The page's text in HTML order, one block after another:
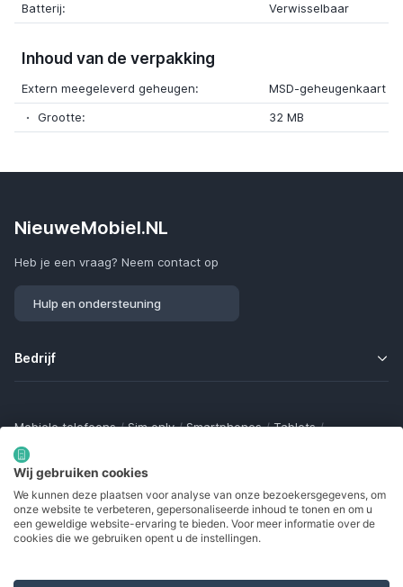
Batterij: Verwisselbaar
Inhoud van de verpakking
Extern meegeleverd geheugen:
MSD-geheugenkaart
Grootte:
32 MB
NieuweMobiel.NL
Heb je een vraag? Neem contact op
Hulp en ondersteuning
Bedrijf
Mobiele telefoons / Sim only / Smartphones / Tablets /
Smartwatches
Bluetooth trackers / Opladers
Samsung Galaxy
Gamingtelefoons / Foldables / Robuuste telefoons /
Seniorentelefoons / Waterdichte telefoons / Refurbished
Wij gebruiken cookies
We kunnen deze plaatsen voor analyse van onze bezoekersgegevens, om
onze website te verbeteren, gepersonaliseerde inhoud te tonen en om u
een geweldige website-ervaring te bieden. Voor meer informatie over de
cookies die we gebruiken opent u de instellingen.